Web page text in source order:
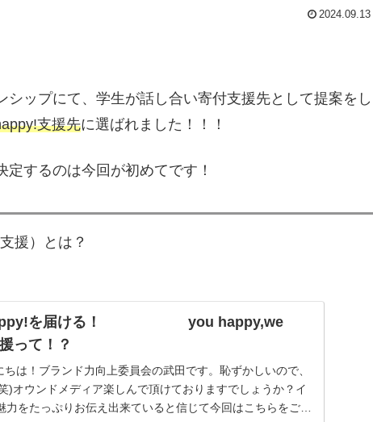
2024.09.13
ップにて、学生が話し合い寄付支援先として提案をし
支援先に選ばれました！！！
するのは今回が初めてです！
援）とは？
を届ける！ you happy,we
って！？
ちは！ブランド力向上委員会の武田です。恥ずかしいので、
)オウンドメディア楽しんで頂けておりますでしょうか？イ
力をたっぷりお伝え出来ていると信じて今回はこちらをご紹